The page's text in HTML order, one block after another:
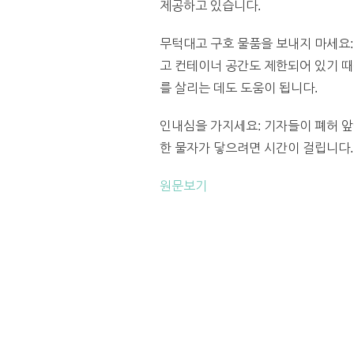
제공하고 있습니다.
무턱대고 구호 물품을 보내지 마세
고 컨테이너 공간도 제한되어 있기
를 살리는 데도 도움이 됩니다.
인내심을 가지세요: 기자들이 폐허
한 물자가 닿으려면 시간이 걸립니
원문보기